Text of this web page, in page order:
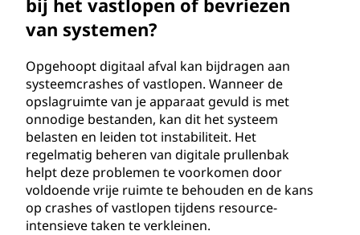
bij het vastlopen of bevriezen
van systemen?
Opgehoopt digitaal afval kan bijdragen aan
systeemcrashes of vastlopen. Wanneer de
opslagruimte van je apparaat gevuld is met
onnodige bestanden, kan dit het systeem
belasten en leiden tot instabiliteit. Het
regelmatig beheren van digitale prullenbak
helpt deze problemen te voorkomen door
voldoende vrije ruimte te behouden en de kans
op crashes of vastlopen tijdens resource-
intensieve taken te verkleinen.